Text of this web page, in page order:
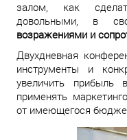
залом, как
довольными, в
возражениями и
Двухдневная
инструменты и
увеличить прибыль
применять
от имеющегося